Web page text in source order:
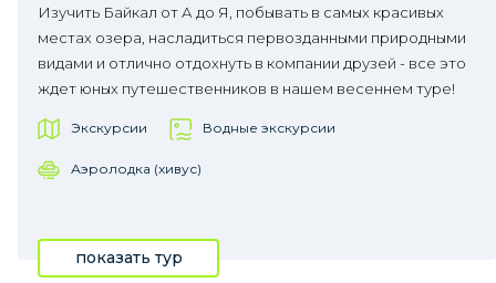
Изучить Байкал от А до Я, побывать в самых красивых
местах озера, насладиться первозданными природными
видами и отлично отдохнуть в компании друзей - все это
ждет юных путешественников в нашем весеннем туре!
Экскурсии Водные экскурсии
Аэролодка (хивус)
показать тур